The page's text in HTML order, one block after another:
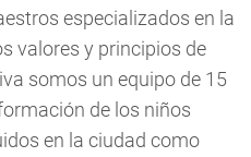
especializados en la
valores y principios de
somos un equipo de 15
de los niños
en la ciudad como